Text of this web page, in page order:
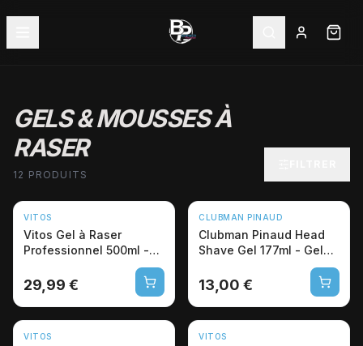
GELS & MOUSSES À
RASER
12 PRODUITS
VITOS
Vitos Gel à Raser
Professionnel 500ml -
29,99 €
CLUBMAN PINAUD
Clubman Pinaud Head
Shave Gel 177ml - Gel
13,00 €
VITOS VITOS